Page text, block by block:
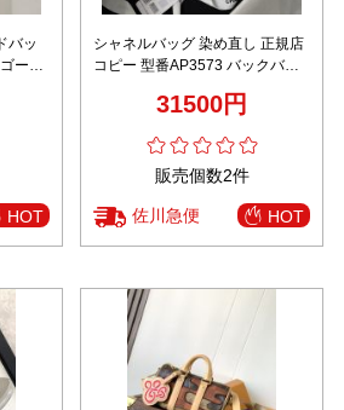
バッ
ール
HOT
シャネルバッグ 染め直し 正規店
コピー 型番AP3573 バックバッ
31500円
販売個数2件
佐川急便 HOT